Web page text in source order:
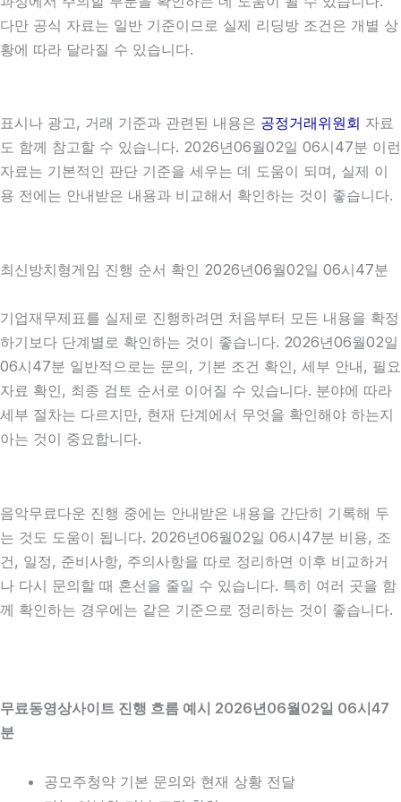
다만 공식 자료는 일반 기준이므로 실제 리딩방 조건은 개별 상
황에 따라 달라질 수 있습니다.
표시나 광고, 거래 기준과 관련된 내용은 공정거래위원회 자료
도 함께 참고할 수 있습니다. 2026년06월02일 06시47분 이런
자료는 기본적인 판단 기준을 세우는 데 도움이 되며, 실제 이
용 전에는 안내받은 내용과 비교해서 확인하는 것이 좋습니다.
최신방치형게임 진행 순서 확인 2026년06월02일 06시47분
기업재무제표를 실제로 진행하려면 처음부터 모든 내용을 확정
하기보다 단계별로 확인하는 것이 좋습니다. 2026년06월02일
06시47분 일반적으로는 문의, 기본 조건 확인, 세부 안내, 필요
자료 확인, 최종 검토 순서로 이어질 수 있습니다. 분야에 따라
세부 절차는 다르지만, 현재 단계에서 무엇을 확인해야 하는지
아는 것이 중요합니다.
음악무료다운 진행 중에는 안내받은 내용을 간단히 기록해 두
는 것도 도움이 됩니다. 2026년06월02일 06시47분 비용, 조
건, 일정, 준비사항, 주의사항을 따로 정리하면 이후 비교하거
나 다시 문의할 때 혼선을 줄일 수 있습니다. 특히 여러 곳을 함
께 확인하는 경우에는 같은 기준으로 정리하는 것이 좋습니다.
무료동영상사이트 진행 흐름 예시 2026년06월02일 06시47
분
공모주청약 기본 문의와 현재 상황 전달